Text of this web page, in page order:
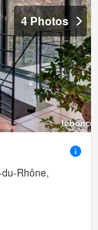
4 Photos
Rhône,